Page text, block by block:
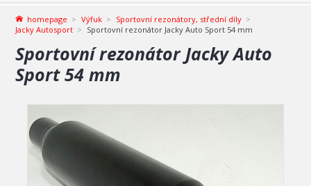
homepage Výfuk
Sportovní rezonátory, střední díly
Jacky Autosport
Sportovní rezonátor Jacky Auto Sport 54 mm
Sportovní rezonátor Jacky Auto
Sport 54 mm